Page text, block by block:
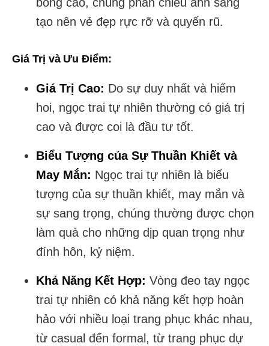
tạo nên vẻ đẹp rực rỡ và quyến rũ.
Giá Trị và Ưu Điểm:
Giá Trị Cao: Do sự duy nhất và hiếm
hoi, ngọc trai tự nhiên thường có giá trị
cao và được coi là đầu tư tốt.
Biểu Tượng của Sự Thuần Khiết và
May Mắn: Ngọc trai tự nhiên là biểu
tượng của sự thuần khiết, may mắn và
sự sang trọng, chúng thường được chọn
làm quà cho những dịp quan trọng như
đính hôn, kỷ niệm.
Khả Năng Kết Hợp: Vòng đeo tay ngọc
trai tự nhiên có khả năng kết hợp hoàn
hảo với nhiều loại trang phục khác nhau,
từ casual đến formal, từ trang phục dự